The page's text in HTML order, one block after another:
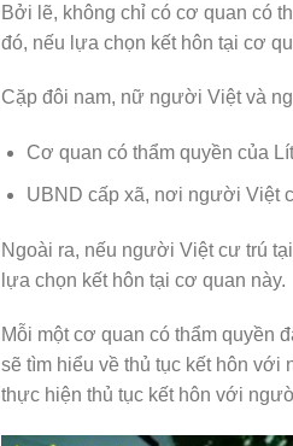
Bởi lẽ, không chỉ có cơ quan có
đó, nếu lựa chọn kết hôn tại cơ
Cặp đôi nam, nữ người Việt và
Cơ quan có thẩm quyền của
UBND cấp xã, nơi người Việt
Ngoài ra, nếu người Việt cư trú
lựa chọn kết hôn tại cơ quan này.
Mỗi một cơ quan có thẩm quyền
sẽ tìm hiểu về thủ tục kết hôn
thực hiện thủ tục kết hôn với